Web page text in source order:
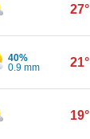
27°
40%
0.9 mm
21°
19°